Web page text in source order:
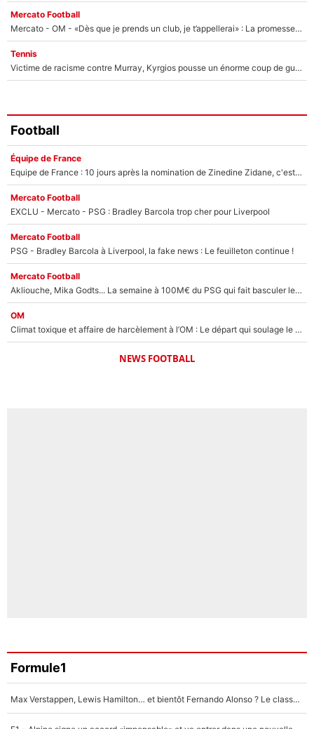
Mercato Football
Mercato - OM - «Dès que je prends un club, je t’appellerai» : La promesse de Marcelino au moment de claquer la porte
Tennis
Victime de racisme contre Murray, Kyrgios pousse un énorme coup de gueule !
Football
Équipe de France
Equipe de France : 10 jours après la nomination de Zinedine Zidane, c'est au tour de son fils de prendre un nouveau départ !
Mercato Football
EXCLU - Mercato - PSG : Bradley Barcola trop cher pour Liverpool
Mercato Football
PSG - Bradley Barcola à Liverpool, la fake news : Le feuilleton continue !
Mercato Football
Akliouche, Mika Godts... La semaine à 100M€ du PSG qui fait basculer le mercato du PSG !
OM
Climat toxique et affaire de harcèlement à l’OM : Le départ qui soulage le vestiaire de Bruno Genesio
NEWS FOOTBALL
Formule1
Max Verstappen, Lewis Hamilton… et bientôt Fernando Alonso ? Le classement des pilotes les mieux payés en Formule 1 risque de changer !